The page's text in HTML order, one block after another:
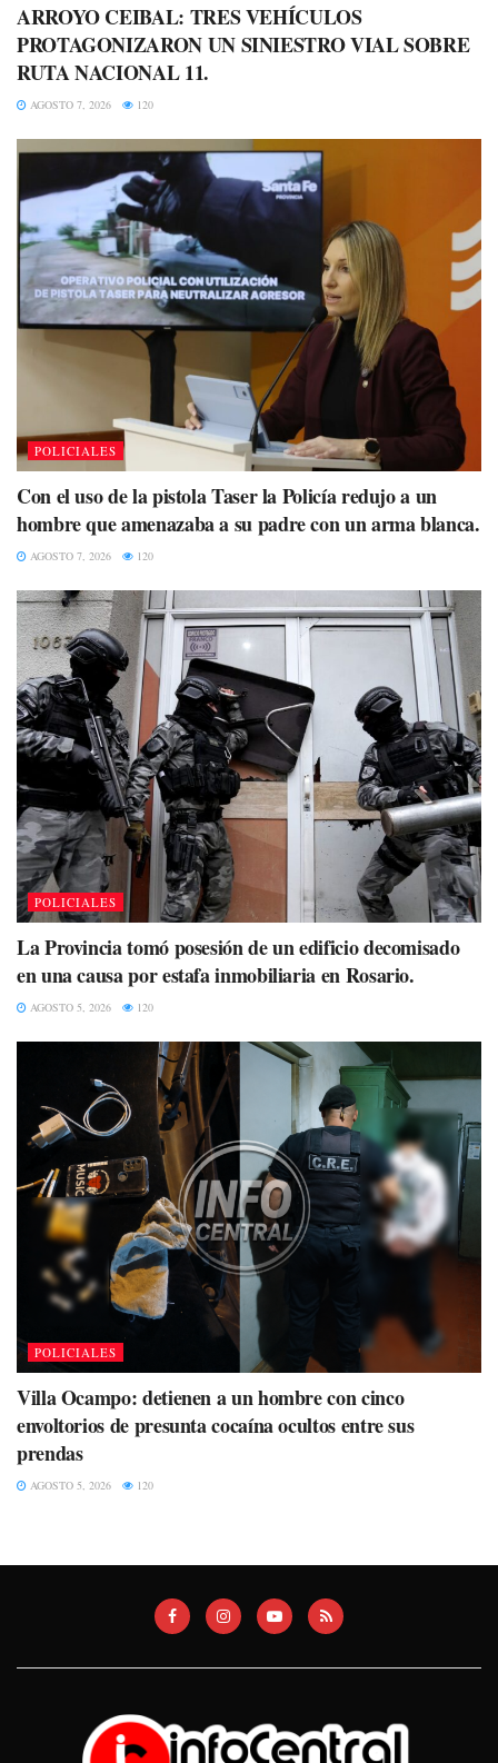
ARROYO CEIBAL: TRES VEHÍCULOS
PROTAGONIZARON UN SINIESTRO VIAL SOBRE
RUTA NACIONAL 11.
AGOSTO 7, 2026 120
POLICIALES
Con el uso de la pistola Taser la Policía redujo a un
hombre que amenazaba a su padre con un arma blanca.
AGOSTO 7, 2026 120
POLICIALES
La Provincia tomó posesión de un edificio decomisado
en una causa por estafa inmobiliaria en Rosario.
AGOSTO 5, 2026 120
POLICIALES
Villa Ocampo: detienen a un hombre con cinco
envoltorios de presunta cocaína ocultos entre sus
prendas
AGOSTO 5, 2026 120